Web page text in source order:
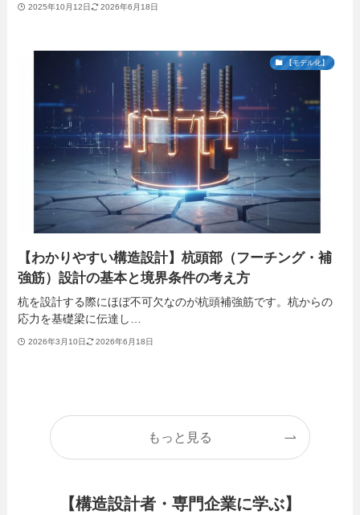
2025年10月12日 2026年6月18日
【モデル化】
【わかりやすい構造設計】杭頭部（フーチング・補
強筋）設計の基本と境界条件の考え方
杭を設計する際にほぼ不可欠なのが杭頭補強筋です。杭からの
応力を基礎梁に伝達し…
2026年3月10日 2026年6月18日
もっと見る
【構造設計者・専門企業に学ぶ】